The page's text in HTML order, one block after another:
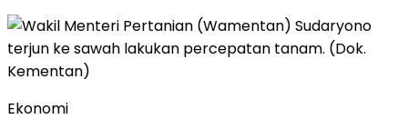
Ekonomi